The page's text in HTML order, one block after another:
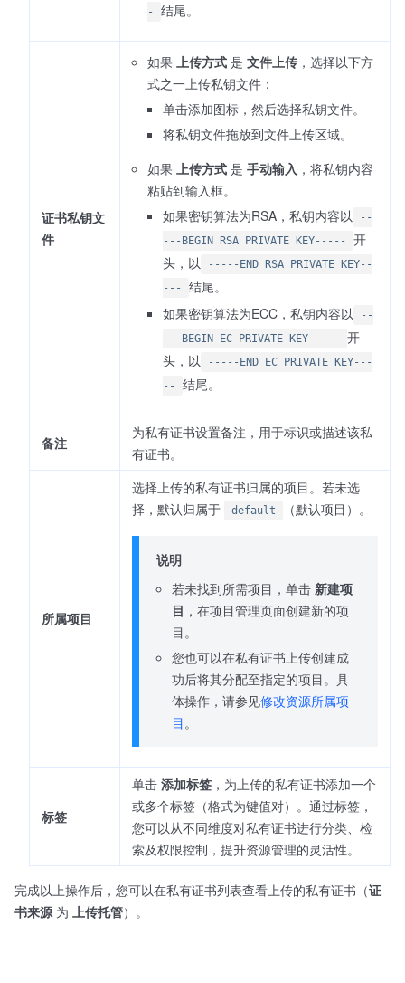
-
结尾。
证书私钥文
件
如果 上传方式是 文件上传，选择以下方
式之一上传私钥文件：
单击添加图标，然后选择私钥文件。
将私钥文件拖放到文件上传区域。
如果 上传方式是 手动输入 ，将私钥内容
粘贴到输入框。
如果密钥算法为RSA，私钥内容以
--
---BEGIN RSA PRIVATE KEY-----
开
头，以
-----END RSA PRIVATE KEY--
---
结尾。
如果密钥算法为ECC，私钥内容以
--
---BEGIN EC PRIVATE KEY-----
开
头，以
-----END EC PRIVATE KEY---
--
结尾。
备注
为私有证书设置备注，用于标识或描述该私
有证书。
所属项目
选择上传的私有证书归属的项目。若未选
择，默认归属于
default （默认项目）。
说明
若未找到所需项目，单击 新建项
目 ，在项目管理页面创建新的项
目。
您也可以在私有证书上传创建成
功后将其分配至指定的项目。具
体操作，请参见修改资源所属项
目 。
标签
单击 添加标签 ，为上传的私有证书添加一个
或多个标签（格式为键值对）。通过标签，
您可以从不同维度对私有证书进行分类、检
索及权限控制，提升资源管理的灵活性。
完成以上操作后，您可以在私有证书列表查看上传的私有证书（证
书来源为 上传托管）。